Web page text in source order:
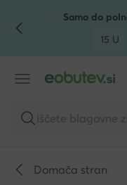
POJDI NA GLAVNO
POJDI NA ISKANJE
Samo do
15 U
Iščete blagovne
Domača stran